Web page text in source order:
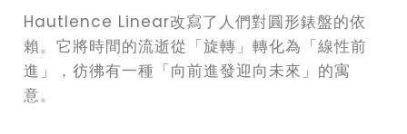
Hautlence Linear改寫了人們對圓形錶盤的依
賴。它將時間的流逝從「旋轉」轉化為「線性前
進」，彷彿有一種「向前進發迎向未來」的寓
意。